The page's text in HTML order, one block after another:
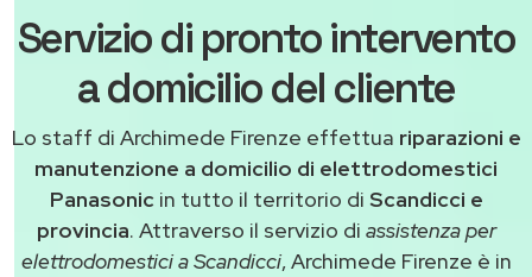
Servizio di pronto intervento
a domicilio del cliente
Lo staff di Archimede Firenze effettua riparazioni e
manutenzione a domicilio di elettrodomestici
Panasonicin tutto il territorio di Scandicci e
provincia. Attraverso il servizio di assistenza per
elettrodomestici a Scandicci, Archimede Firenze è in